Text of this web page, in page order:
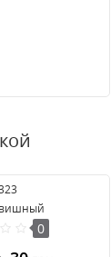
серия Anya
0